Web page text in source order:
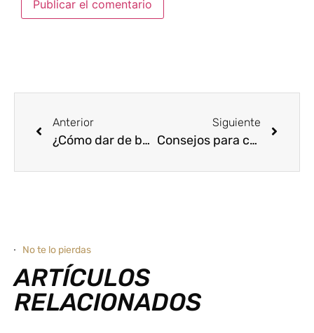
Anterior
¿Cómo dar de baja un coche por internet y cuánto me cuesta?
Siguiente
Consejos para conducir con lluvia
No te lo pierdas
ARTÍCULOS
RELACIONADOS